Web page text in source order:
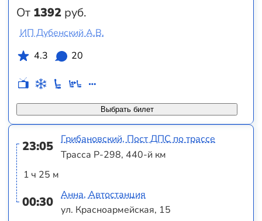
От 1392 руб.
Выбрать билет
ИП Дубенский А.В.
4.3
20
23:05
1 ч 25 м
00:30
Грибановский, Пост ДПС по трассе
Трасса Р-298, 440-й км
Анна, Автостанция
ул. Красноармейская, 15